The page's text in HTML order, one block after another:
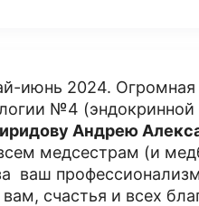
июнь 2024.
№4 (эндокринной
Андрею
медсестрам (и
ваш
счастья и всех